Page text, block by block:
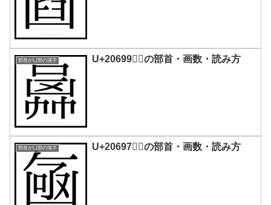
部首が凵部の漢字 U+20699｜𠚙の部首・画数・読み方
部首が凵部の漢字 U+20697｜𠚗の部首・画数・読み方